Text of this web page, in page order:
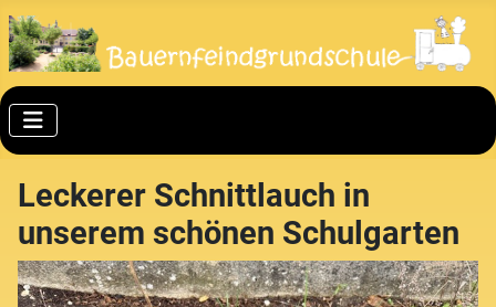
Leckerer Schnittlauch in
unserem schönen Schulgarten